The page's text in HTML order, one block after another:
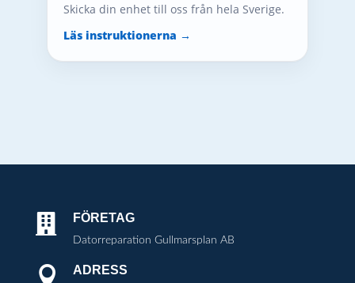
Skicka din enhet till oss från hela Sverige.
Läs instruktionerna →
 FÖRETAG
Datorreparation Gullmarsplan AB
 ADRESS